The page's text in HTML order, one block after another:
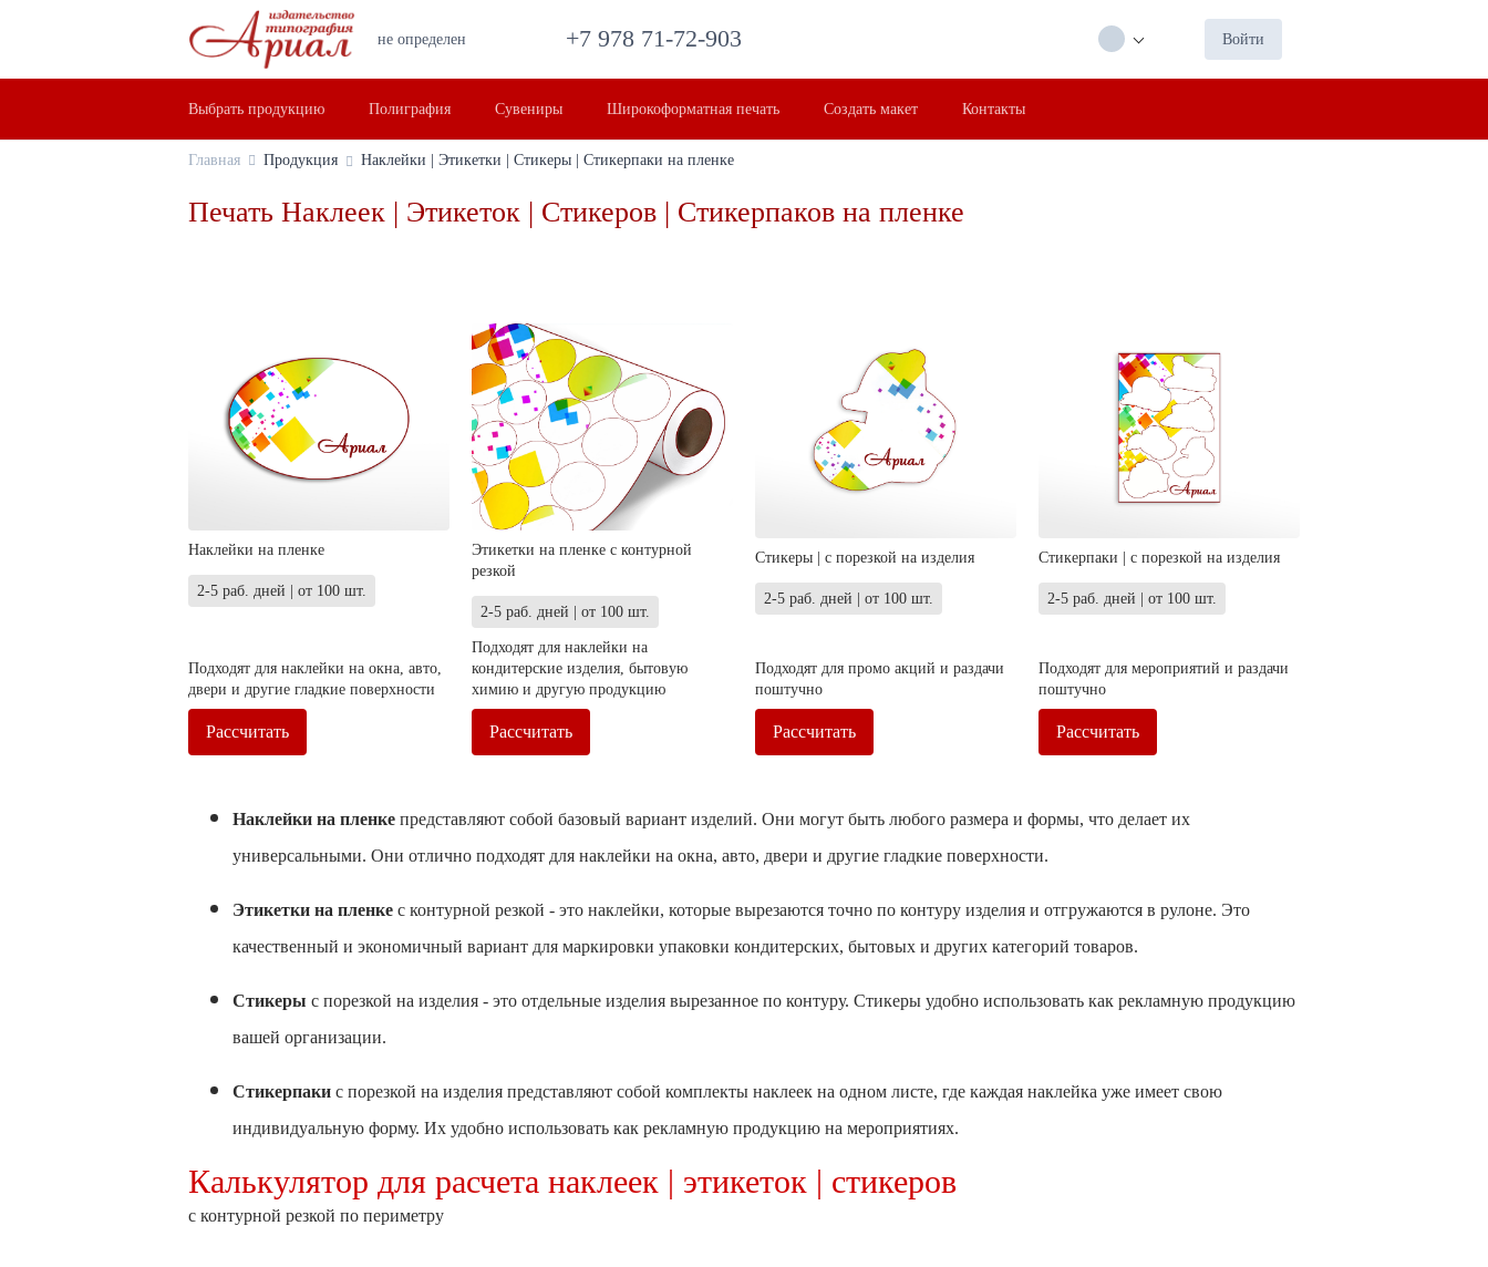
не определен +7 978 71-72-903 Войти
Выбрать продукцию Полиграфия Сувениры Широкоформатная печать Создать макет Контакты
Главная Продукция Наклейки | Этикетки | Стикеры | Стикерпаки на пленке
Печать Наклеек | Этикеток | Стикеров | Стикерпаков на пленке
Наклейки на пленке
2-5 раб. дней | от 100 шт.
Подходят для наклейки на окна, авто,
двери и другие гладкие поверхности
Рассчитать
Этикетки на пленке с контурной
резкой
2-5 раб. дней | от 100 шт.
Подходят для наклейки на
кондитерские изделия, бытовую
химию и другую продукцию
Рассчитать
Стикеры | с порезкой на изделия
2-5 раб. дней | от 100 шт.
Подходят для промо акций и раздачи
поштучно
Рассчитать
Стикерпаки | с порезкой на изделия
2-5 раб. дней | от 100 шт.
Подходят для мероприятий и раздачи
поштучно
Рассчитать
Наклейки на пленке представляют собой базовый вариант изделий. Они могут быть любого размера и формы, что делает их
универсальными. Они отлично подходят для наклейки на окна, авто, двери и другие гладкие поверхности.
Этикетки на пленке с контурной резкой - это наклейки, которые вырезаются точно по контуру изделия и отгружаются в рулоне. Это
качественный и экономичный вариант для маркировки упаковки кондитерских, бытовых и других категорий товаров.
Стикеры с порезкой на изделия - это отдельные изделия вырезанное по контуру. Стикеры удобно использовать как рекламную продукцию
вашей организации.
Стикерпаки с порезкой на изделия представляют собой комплекты наклеек на одном листе, где каждая наклейка уже имеет свою
индивидуальную форму. Их удобно использовать как рекламную продукцию на мероприятиях.
Калькулятор для расчета наклеек | этикеток | стикеров
с контурной резкой по периметру